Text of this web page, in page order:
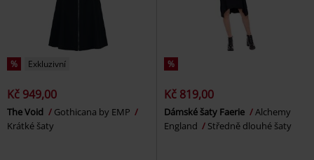
% Exkluzivní
Kč 949,00
The Void
Gothicana by EMP
Krátké šaty
%
Kč 819,00
Dámské šaty Faerie
Alchemy
England
Středně dlouhé šaty